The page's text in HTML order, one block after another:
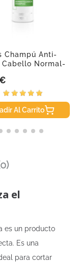
Champú Anti-
Cabello Normal-
Al Carrito
el
es un producto
Es una
para cortar